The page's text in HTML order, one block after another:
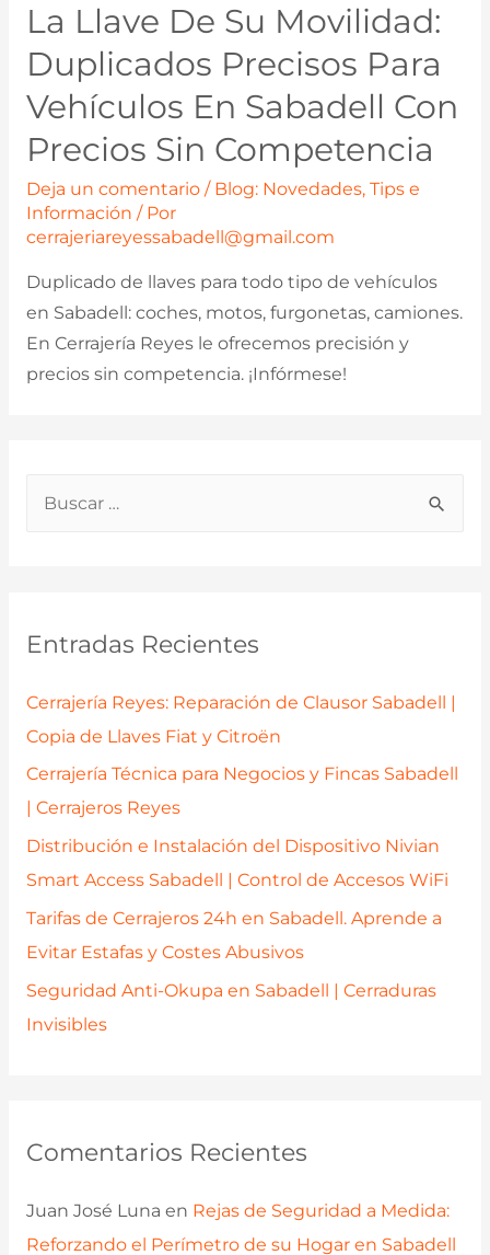
p
o
:
Entradas Recientes
Cerrajería Reyes: Reparación de Clausor Sabadell |
Copia de Llaves Fiat y Citroën
Cerrajería Técnica para Negocios y Fincas Sabadell
| Cerrajeros Reyes
Distribución e Instalación del Dispositivo Nivian
Smart Access Sabadell | Control de Accesos WiFi
Tarifas de Cerrajeros 24h en Sabadell. Aprende a
Evitar Estafas y Costes Abusivos
Seguridad Anti-Okupa en Sabadell | Cerraduras
Invisibles
Comentarios Recientes
Juan José Luna en Rejas de Seguridad a Medida:
Reforzando el Perímetro de su Hogar en Sabadell
La Llave De Su Movilidad:
Duplicados Precisos Para
Vehículos En Sabadell Con
Precios Sin Competencia
Deja un comentario / Blog: Novedades, Tips e
Información / Por
cerrajeriareyessabadell@gmail.com
Duplicado de llaves para todo tipo de vehículos
en Sabadell: coches, motos, furgonetas, camiones.
En Cerrajería Reyes le ofrecemos precisión y
precios sin competencia. ¡Infórmese!